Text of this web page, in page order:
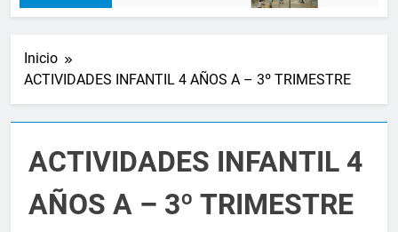
Inicio
ACTIVIDADES INFANTIL 4 AÑOS A – 3º TRIMESTRE
ACTIVIDADES INFANTIL 4
AÑOS A – 3º TRIMESTRE